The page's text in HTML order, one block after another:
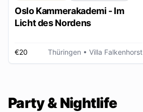
Oslo Kammerakademi - Im
Licht des Nordens
€20 Thüringen • Villa Falkenhorst
Party & Nightlife